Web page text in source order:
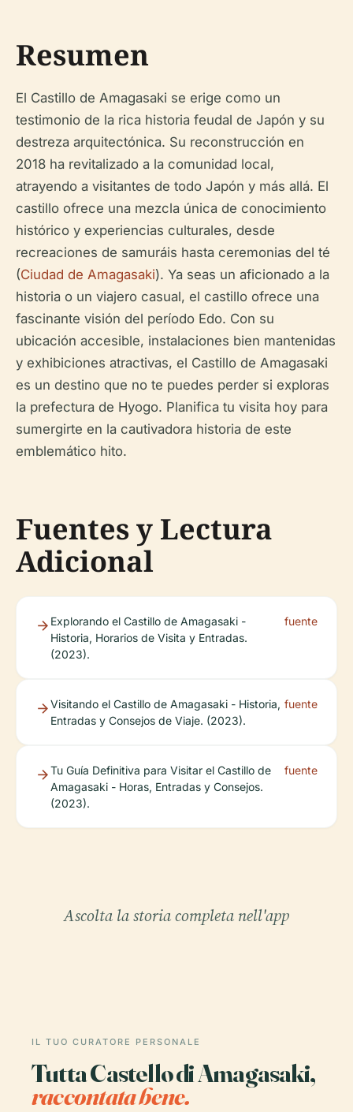
Resumen
El Castillo de Amagasaki se erige como un
testimonio de la rica historia feudal de Japón y su
destreza arquitectónica. Su reconstrucción en
2018 ha revitalizado a la comunidad local,
atrayendo a visitantes de todo Japón y más allá. El
castillo ofrece una mezcla única de conocimiento
histórico y experiencias culturales, desde
recreaciones de samuráis hasta ceremonias del té
(Ciudad de Amagasaki). Ya seas un aficionado a la
historia o un viajero casual, el castillo ofrece una
fascinante visión del período Edo. Con su
ubicación accesible, instalaciones bien mantenidas
y exhibiciones atractivas, el Castillo de Amagasaki
es un destino que no te puedes perder si exploras
la prefectura de Hyogo. Planifica tu visita hoy para
sumergirte en la cautivadora historia de este
emblemático hito.
Fuentes y Lectura
Adicional
Explorando el Castillo de Amagasaki -
Historia, Horarios de Visita y Entradas.
(2023).
fuente
Visitando el Castillo de Amagasaki - Historia,
Entradas y Consejos de Viaje. (2023).
fuente
Tu Guía Definitiva para Visitar el Castillo de
Amagasaki - Horas, Entradas y Consejos.
(2023).
fuente
Ascolta la storia completa nell'app
IL TUO CURATORE PERSONALE
Tutta Castello di Amagasaki,
raccontata bene.